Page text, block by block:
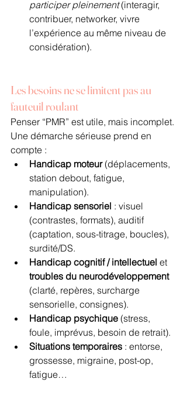
participer pleinement (interagir,
contribuer, networker, vivre
l’expérience au même niveau de
considération).
Les besoins ne se limitent pas au
fauteuil roulant
Penser “PMR” est utile, mais incomplet.
Une démarche sérieuse prend en
compte :
Handicap moteur (déplacements,
station debout, fatigue,
manipulation).
Handicap sensoriel : visuel
(contrastes, formats), auditif
(captation, sous-titrage, boucles),
surdité/DS.
Handicap cognitif / intellectuel et
troubles du neurodéveloppement
(clarté, repères, surcharge
sensorielle, consignes).
Handicap psychique (stress,
foule, imprévus, besoin de retrait).
Situations temporaires : entorse,
grossesse, migraine, post-op,
fatigue…